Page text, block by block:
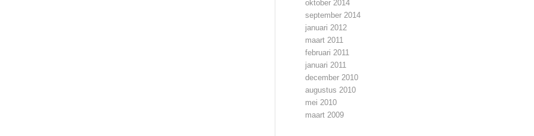
oktober 2014
september 2014
januari 2012
maart 2011
februari 2011
januari 2011
december 2010
augustus 2010
mei 2010
maart 2009